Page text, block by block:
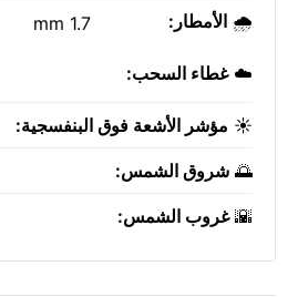
🌧️ الأمطار: 1.7 mm
☁️غطاء السحب:
☀️ مؤشر الأشعة فوق البنفسجية:
🌅 شروق الشمس:
🌇غروب الشمس: